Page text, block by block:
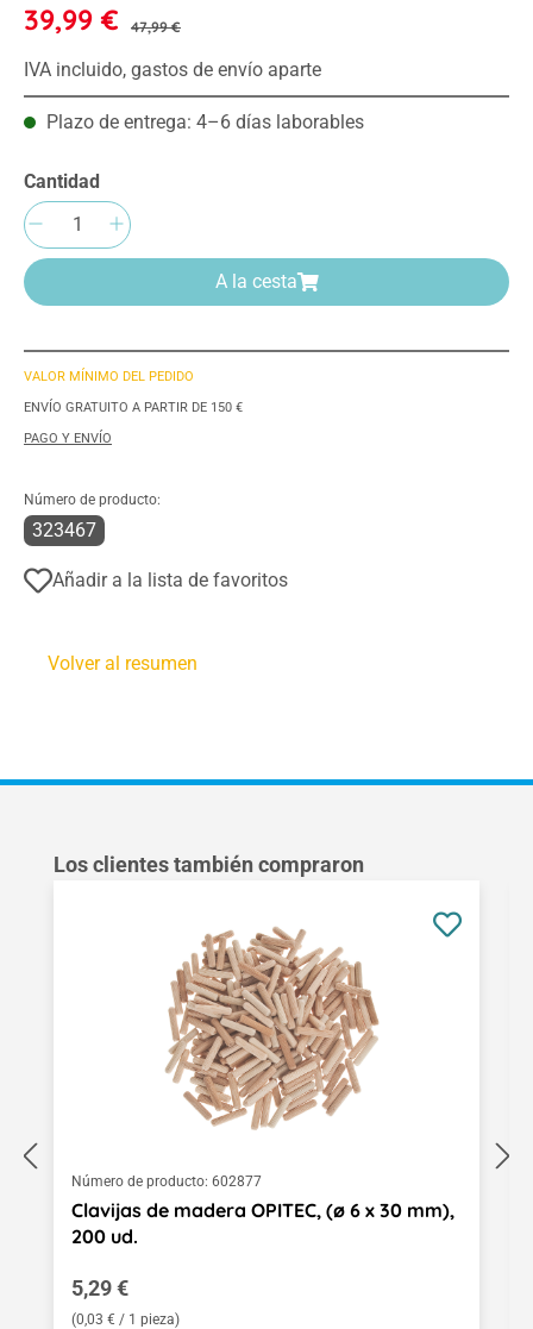
39,99 € 47,99 €
IVA incluido, gastos de envío aparte
Plazo de entrega: 4–6 días laborables
Cantidad
Cantidad del producto: introduce la
A la cesta
VALOR MÍNIMO DEL PEDIDO
ENVÍO GRATUITO A PARTIR DE 150 €
PAGO Y ENVÍO
Número de producto:
323467
Añadir a la lista de favoritos
Volver al resumen
Omitir la galería de productos
Los clientes también compraron
Número de producto: 602877
Clavijas de madera OPITEC, (ø 6 x 30 mm),
200 ud.
Precio normal:
5,29 €
(0,03 € / 1 pieza)